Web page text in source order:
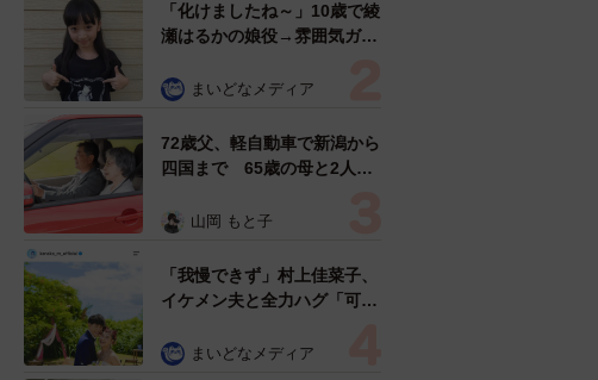
「化けましたね～」10歳で綾
瀬はるかの娘役→雰囲気ガラ
雰囲気が」「宝塚に入れそ
まいどなメディア
72歳父、軽自動車で新潟から
四国まで 65歳の母と2人で
憩まで分刻み… 「大学生で
山岡 もと子
「我慢できず」村上佳菜子、
イケメン夫と全力ハグ「可愛
まいどなメディア